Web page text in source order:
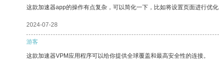
这款加速器app的操作有点复杂，可以简化一下，比如将设置页面进行优
2024-07-28
游客
这款加速器VPM应用程序可以给你提供全球覆盖和最高安全性的连接。